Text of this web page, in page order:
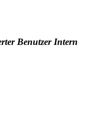
Benutzer Intern